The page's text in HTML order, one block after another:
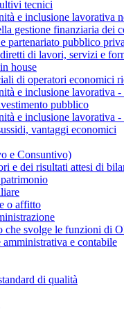
tecnici
e inclusione lavorativa
gestione finanziaria dei
partenariato pubblico
di lavori, servizi e
house
di operatori economici
e inclusione lavorativa -
pubblico
e inclusione lavorativa
vantaggi economici
e Consuntivo)
e dei risultati attesi di
o affitto
che svolge le funzioni di
e contabile
di qualità